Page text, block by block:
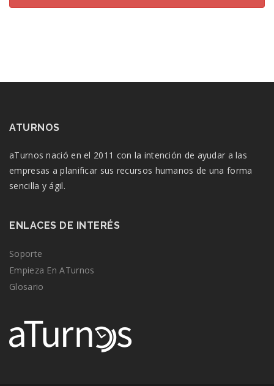
ATURNOS
aTurnos nació en el 2011 con la intención de ayudar a las
empresas a planificar sus recursos humanos de una forma
sencilla y ágil.
ENLACES DE INTERÉS
Soporte
Empieza En ATurnos
Glosario